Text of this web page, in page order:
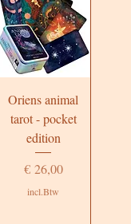
Oriens animal
tarot - pocket
edition
Prijs
€ 26,00
incl.Btw